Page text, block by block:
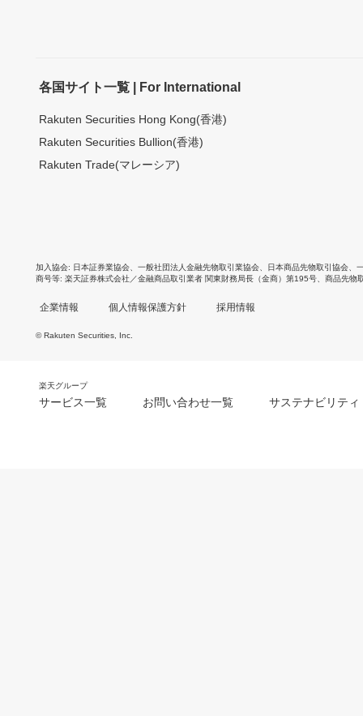
各国サイト一覧 | For International
Rakuten Securities Hong Kong(香港)
Rakuten Securities Bullion(香港)
Rakuten Trade(マレーシア)
加入協会 日本証券業協会 一般社団法人金融先物取引業協会 日本商品先物取引協会
商号等 楽天証券株式会社／金融商品取引業者 関東財務局長（金商）第195号、商品先物
企業情報 個人情報保護方針 採用情報
© Rakuten Securities, Inc.
楽天グループ
サービス一覧 お問い合わせ一覧 サステナビリティ